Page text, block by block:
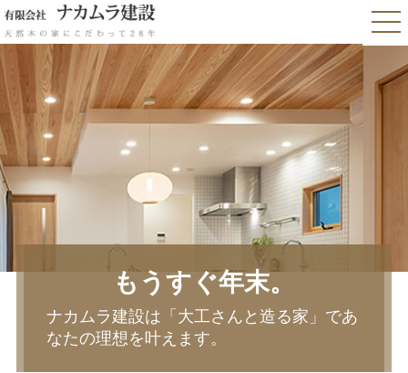
もうすぐ年末。
ナカムラ建設は「大工さんと造る家」であ
なたの理想を叶えます。